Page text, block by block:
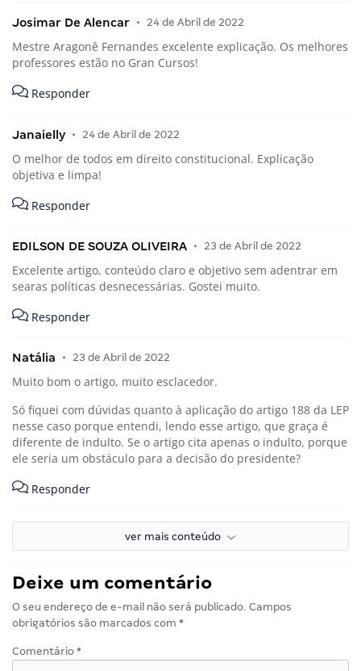
Josimar De Alencar • 24 de Abril de 2022
Mestre Aragonê Fernandes excelente explicação. Os melhores
professores estão no Gran Cursos!
Responder
Janaielly • 24 de Abril de 2022
O melhor de todos em direito constitucional. Explicação
objetiva e limpa!
Responder
EDILSON DE SOUZA OLIVEIRA • 23 de Abril de 2022
Excelente artigo, conteúdo claro e objetivo sem adentrar em
searas políticas desnecessárias. Gostei muito.
Responder
Natália • 23 de Abril de 2022
Muito bom o artigo, muito esclacedor.
Só fiquei com dúvidas quanto à aplicação do artigo 188 da LEP
nesse caso porque entendi, lendo esse artigo, que graça é
diferente de indulto. Se o artigo cita apenas o indulto, porque
ele seria um obstáculo para a decisão do presidente?
Responder
ver mais conteúdo
Deixe um comentário
O seu endereço de e-mail não será publicado. Campos
obrigatórios são marcados com *
Comentário *